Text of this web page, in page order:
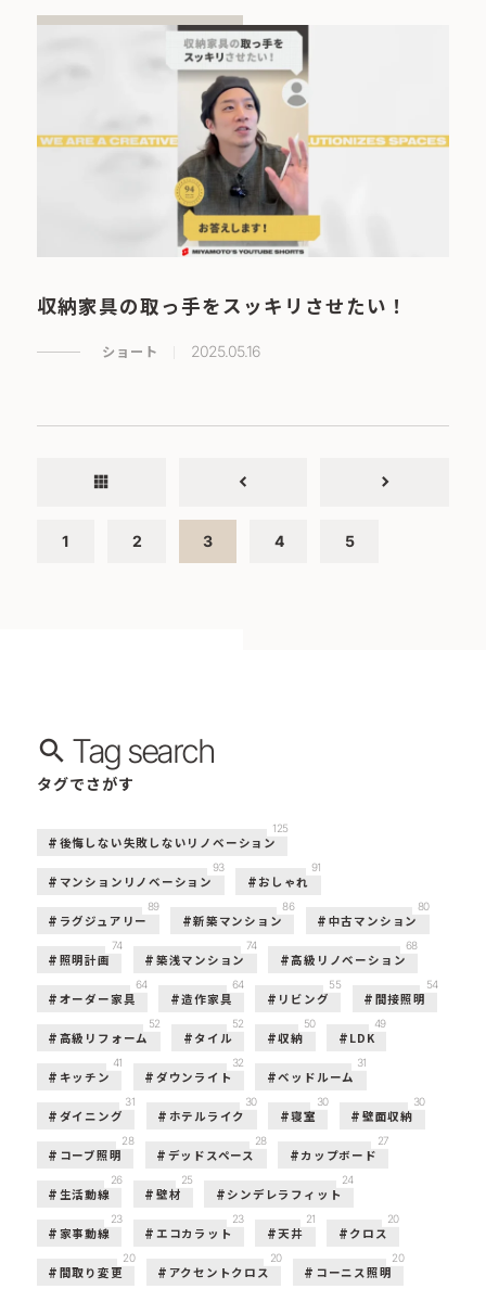
収納家具の取っ手をスッキリさせたい！
ショート 2025.05.16
apps chevron_left chevron_right
1 2 3 4 5
Tag search
タグでさがす
後悔しない失敗しないリノベーション
125
マンションリノベーション
93
おしゃれ
91
ラグジュアリー
89
新築マンション
86
中古マンション
80
照明計画
74
築浅マンション
74
高級リノベーション
68
オーダー家具
64
造作家具
64
リビング
55
間接照明
54
高級リフォーム
52
タイル
52
収納
50
LDK
49
キッチン
41
ダウンライト
32
ベッドルーム
31
ダイニング
31
ホテルライク
30
寝室
30
壁面収納
30
コーブ照明
28
デッドスペース
28
カップボード
27
生活動線
26
壁材
25
シンデレラフィット
24
家事動線
23
エコカラット
23
天井
21
クロス
20
間取り変更
20
アクセントクロス
20
コーニス照明
20